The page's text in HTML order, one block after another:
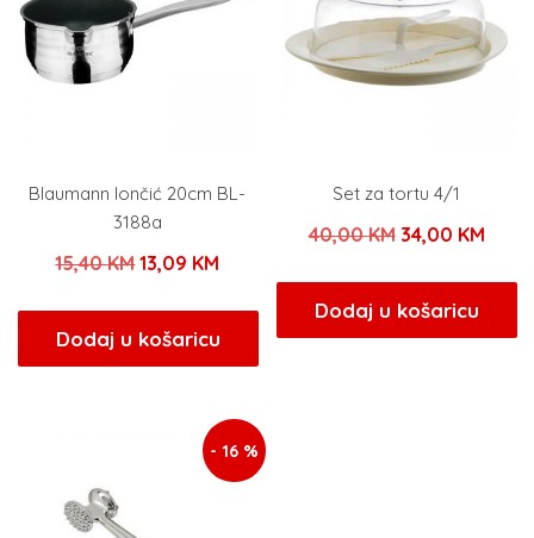
Blaumann lončić 20cm BL-
3188a
15,40KMIzvorna
bila
je:
13,09 KM
je:
13,09 KM.
Dodaj u košaricu
Set za tortu 4/1
40,00KM Izvorna
bila
je:
34,00 KM
Dodaj u košaricu
- 16 %